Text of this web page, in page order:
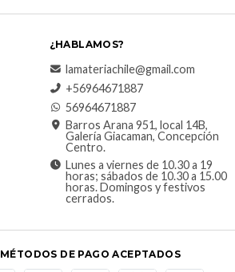
¿HABLAMOS?
lamateriachile@gmail.com
+56964671887
56964671887
Barros Arana 951, local 14B,
Galería Giacaman, Concepción
Centro.
Lunes a viernes de 10.30 a 19
horas; sábados de 10.30 a 15.00
horas. Domingos y festivos
cerrados.
MÉTODOS DE PAGO ACEPTADOS